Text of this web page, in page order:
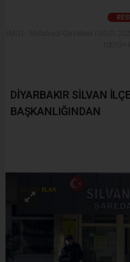
DİYARBAKIR SİLVAN
BAŞKANLIĞINDAN